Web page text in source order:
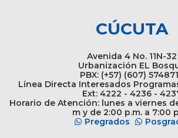
CÚCUTA
Avenida 4 No. 11N-32
Urbanización EL
PBX: (+57) (607)
Línea Directa Interesados
Ext: 4222 - 4236 -
Horario de Atención: lunes a viernes
m y de 2:00 p.m. a 7:00
Pregrados